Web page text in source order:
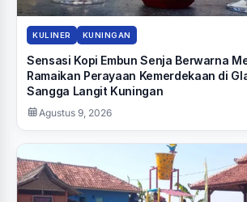
KULINER KUNINGAN
Sensasi Kopi Embun Senja Berwarna
Ramaikan Perayaan Kemerdekaan di
Sangga Langit Kuningan
Agustus 9, 2026